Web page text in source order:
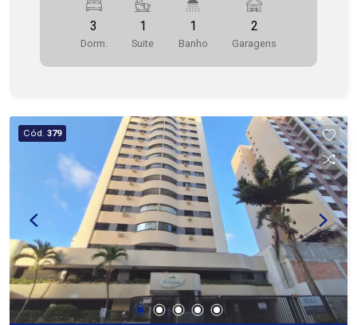
Maciel, Regina Delicatessen e Shopping Jardins.
Tudo isso em uma localização com muitas
alternativas de gastronomia, entretenimento,
compras e lazer. Imóvel sendo no 4° andar, na
com armários * 1 Banheiro social com box e
armários * Cozinha americana com armários na
pia e na parede * Área de serviço Cohab Premium
Imobiliária - PJ 208 (79) 3231-3231 / WhatsApp
(79) 99175-0071
3
Dorm.
1
Suite
1
Banho
2
Garagens
Cód. 379